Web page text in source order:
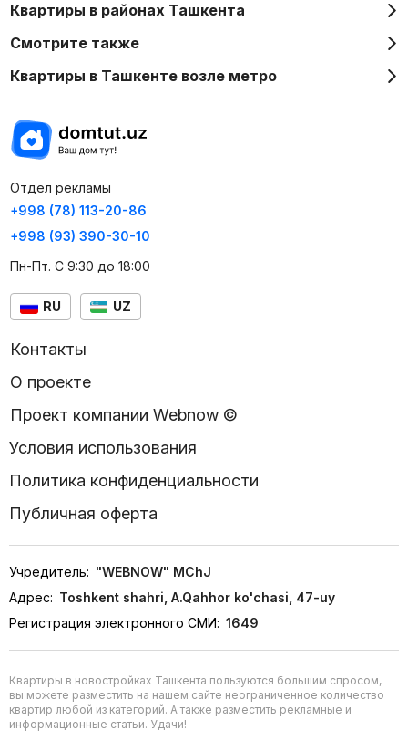
Квартиры в районах Ташкента
Смотрите также
Квартиры в Ташкенте возле метро
Отдел рекламы
+998 (78) 113-20-86
+998 (93) 390-30-10
Пн-Пт. С 9:30 до 18:00
RU UZ
Контакты
О проекте
Проект компании Webnow ©
Условия использования
Политика конфиденциальности
Публичная оферта
Учредитель: "WEBNOW" MChJ
Адрес: Toshkent shahri, A.Qahhor ko'chasi, 47-uy
Регистрация электронного СМИ: 1649
Квартиры в новостройках Ташкента пользуются большим спросом,
вы можете разместить на нашем сайте неограниченное количество
квартир любой из категорий. А также разместить рекламные и
информационные статьи. Удачи!